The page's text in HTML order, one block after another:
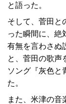
と語った。
そして、菅田と
った瞬間に、絶
有無を言わさぬ
と、菅田の歌声
ソング『灰色と
た。
また、米津の音